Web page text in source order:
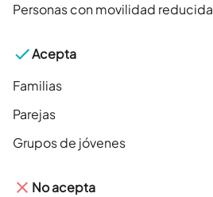
Personas con movilidad reducida
Acepta
Familias
Parejas
Grupos de jóvenes
No acepta